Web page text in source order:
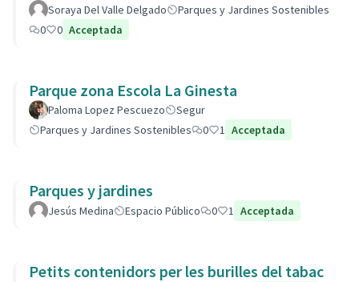
Soraya Del Valle Delgado
Parques y Jardines Sostenibles
0
0 Acceptada
Parque zona Escola La Ginesta
Paloma Lopez Pescuezo
Segur
Parques y Jardines Sostenibles
0 1 Acceptada
Parques y jardines
Jesús Medina Espacio Público 0 1 Acceptada
Petits contenidors per les burilles del tabac